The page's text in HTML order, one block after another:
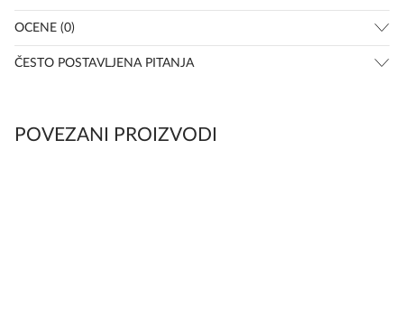
OCENE (0)
ČESTO POSTAVLJENA PITANJA
POVEZANI PROIZVODI